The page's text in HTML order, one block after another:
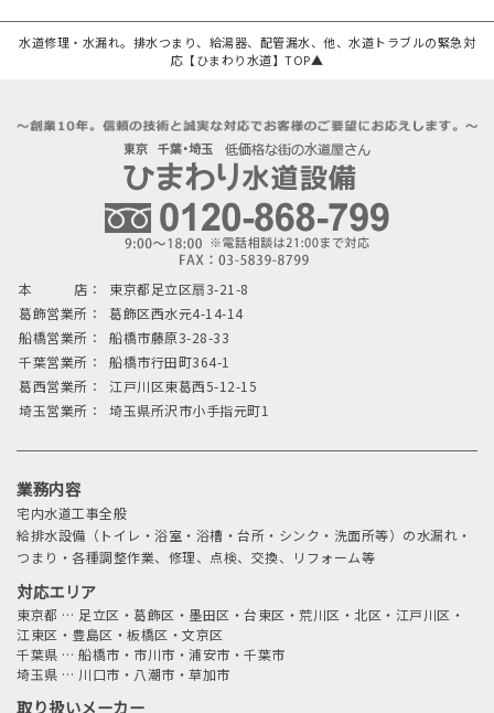
水道修理・水漏れ。排水つまり、給湯器、配管漏水、他、水道トラブルの緊急対
応【ひまわり水道】TOP▲
本 店：
東京都足立区扇3-21-8
葛飾営業所：
葛飾区西水元4-14-14
船橋営業所：
船橋市藤原3-28-33
千葉営業所：
船橋市行田町364-1
葛西営業所：
江戸川区東葛西5-12-15
埼玉営業所：
埼玉県所沢市小手指元町1
業務内容
宅内水道工事全般
給排水設備（トイレ・浴室・浴槽・台所・シンク・洗面所等）の水漏れ・
つまり・各種調整作業、修理、点検、交換、リフォーム等
対応エリア
東京都 … 足立区・葛飾区・墨田区・台東区・荒川区・北区・江戸川区・
江東区・豊島区・板橋区・文京区
千葉県 … 船橋市・市川市・浦安市・千葉市
埼玉県 … 川口市・八潮市・草加市
取り扱いメーカー